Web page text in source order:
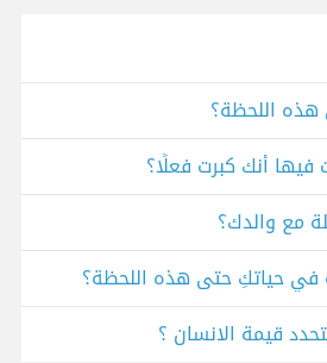
هذه اللحظة؟
فيها أنك كبرت فعلًا؟
مع والدك؟
في حياتكِ حتى هذه اللحظة؟
قيمة الانسان ؟